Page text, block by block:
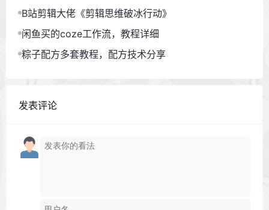
程）
B站剪辑大佬《剪辑思维破冰行动》
闲鱼买的coze工作流，教程详细
粽子配方多套教程，配方技术分享
发表评论